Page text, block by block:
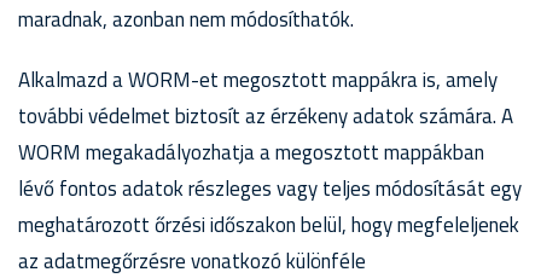
maradnak, azonban nem módosíthatók.
Alkalmazd a WORM-et megosztott mappákra is, amely
további védelmet biztosít az érzékeny adatok számára. A
WORM megakadályozhatja a megosztott mappákban
lévő fontos adatok részleges vagy teljes módosítását egy
meghatározott őrzési időszakon belül, hogy megfeleljenek
az adatmegőrzésre vonatkozó különféle